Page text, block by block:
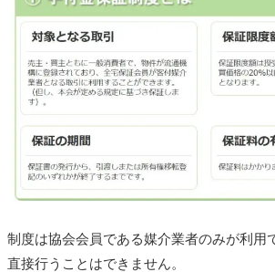
制度は協会会員である媒介業者のみが利用
直接行うことはできません。